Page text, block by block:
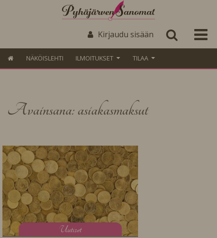
Kirjaudu sisään
NÄKÖISLEHTI ILMOITUKSET TILAA
Avainsana: asiakasmaksut
Uutiset